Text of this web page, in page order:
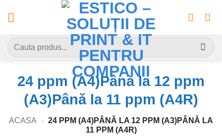
Caută
după:
24 ppm (A4)Până la 12 ppm
(A3)Până la 11 ppm (A4R)
ACASA - 24 PPM (A4)PÂNĂ LA 12 PPM (A3)PÂNĂ LA
11 PPM (A4R)